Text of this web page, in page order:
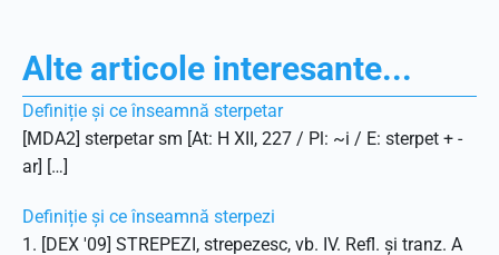
Alte articole interesante...
Definiție și ce înseamnă sterpetar
[MDA2] sterpetar sm [At: H XII, 227 / Pl: ~i / E: sterpet + -
ar] […]
Definiție și ce înseamnă sterpezi
1. [DEX '09] STREPEZI, strepezesc, vb. IV. Refl. și tranz. A